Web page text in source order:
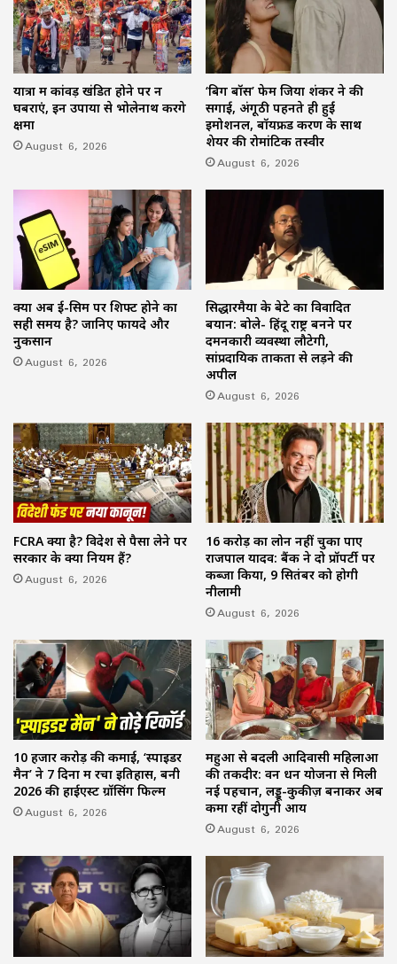
यात्रा में कांवड़ खंडित होने पर न
घबराएं, इन उपायों से भोलेनाथ करेंगे
क्षमा
August 6, 2026
‘बिग बॉस’ फेम जिया शंकर ने की
सगाई, अंगूठी पहनते ही हुईं
इमोशनल, बॉयफ्रेंड करण के साथ
शेयर की रोमांटिक तस्वीरें
August 6, 2026
क्या अब ई-सिम पर शिफ्ट होने का
सही समय है? जानिए फायदे और
नुकसान
August 6, 2026
सिद्धारमैया के बेटे का विवादित
बयान: बोले- हिंदू राष्ट्र बनने पर
दमनकारी व्यवस्था लौटेगी,
सांप्रदायिक ताकतों से लड़ने की
अपील
August 6, 2026
FCRA क्या है? विदेश से पैसा लेने पर
सरकार के क्या नियम हैं?
August 6, 2026
16 करोड़ का लोन नहीं चुका पाए
राजपाल यादव: बैंक ने दो प्रॉपर्टी पर
कब्जा किया, 9 सितंबर को होगी
नीलामी
August 6, 2026
10 हजार करोड़ की कमाई, ‘स्पाइडर
मैन’ ने 7 दिनों में रचा इतिहास, बनी
2026 की हाईएस्ट ग्रॉसिंग फिल्म
August 6, 2026
महुआ से बदली आदिवासी महिलाओं
की तकदीर: वन धन योजना से मिली
नई पहचान, लड्डू-कुकीज़ बनाकर अब
कमा रहीं दोगुनी आय
August 6, 2026